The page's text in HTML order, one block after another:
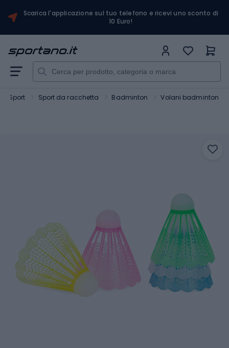
Scarica l'applicazione sul tuo telefono e ricevi uno sconto di
10 Euro!
Sport Sport da racchetta Badminton Volani badminton